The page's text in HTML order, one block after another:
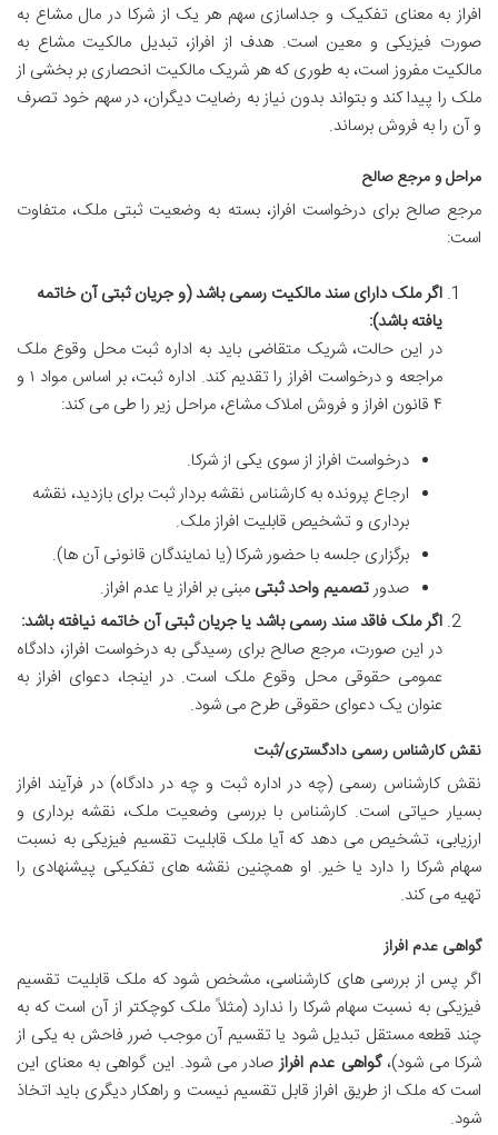
افراز به معنای تفکیک و جداسازی سهم هر یک از شرکا در مال مشاع به
صورت فیزیکی و معین است. هدف از افراز، تبدیل مالکیت مشاع به
مالکیت مفروز است، به طوری که هر شریک مالکیت انحصاری بر بخشی از
ملک را پیدا کند و بتواند بدون نیاز به رضایت دیگران، در سهم خود تصرف
و آن را به فروش برساند.
مراحل و مرجع صالح
مرجع صالح برای درخواست افراز، بسته به وضعیت ثبتی ملک، متفاوت
است:
اگر ملک دارای سند مالکیت رسمی باشد (و جریان ثبتی آن خاتمه
یافته باشد):
در این حالت، شریک متقاضی باید به اداره ثبت محل وقوع ملک
مراجعه و درخواست افراز را تقدیم کند. اداره ثبت، بر اساس مواد ۱ و
۴ قانون افراز و فروش املاک مشاع، مراحل زیر را طی می کند:
درخواست افراز از سوی یکی از شرکا.
ارجاع پرونده به کارشناس نقشه بردار ثبت برای بازدید، نقشه
برداری و تشخیص قابلیت افراز ملک.
برگزاری جلسه با حضور شرکا (یا نمایندگان قانونی آن ها).
صدورتصمیم واحد ثبتی مبنی بر افراز یا عدم افراز.
اگر ملک فاقد سند رسمی باشد یا جریان ثبتی آن خاتمه نیافته باشد:
در این صورت، مرجع صالح برای رسیدگی به درخواست افراز، دادگاه
عمومی حقوقی محل وقوع ملک است. در اینجا، دعوای افراز به
عنوان یک دعوای حقوقی طرح می شود.
نقش کارشناس رسمی دادگستری/ثبت
نقش کارشناس رسمی (چه در اداره ثبت و چه در دادگاه) در فرآیند افراز
بسیار حیاتی است. کارشناس با بررسی وضعیت ملک، نقشه برداری و
ارزیابی، تشخیص می دهد که آیا ملک قابلیت تقسیم فیزیکی به نسبت
سهام شرکا را دارد یا خیر. او همچنین نقشه های تفکیکی پیشنهادی را
تهیه می کند.
گواهی عدم افراز
اگر پس از بررسی های کارشناسی، مشخص شود که ملک قابلیت تقسیم
فیزیکی به نسبت سهام شرکا را ندارد (مثلاً ملک کوچکتر از آن است که به
چند قطعه مستقل تبدیل شود یا تقسیم آن موجب ضرر فاحش به یکی از
شرکا می شود)،گواهی عدم افرازصادر می شود. این گواهی به معنای این
است که ملک از طریق افراز قابل تقسیم نیست و راهکار دیگری باید اتخاذ
شود.